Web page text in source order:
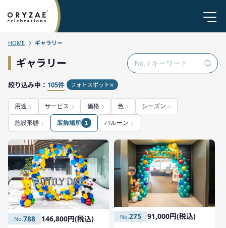
HOME ギャラリー
ギャラリー
絞り込み中： 105件 フォトスポット
用途 サービス 価格 色 シーズン
施設形態 装飾場所 1 バルーン
788 146,800円(税込) 275 91,000円(税込)